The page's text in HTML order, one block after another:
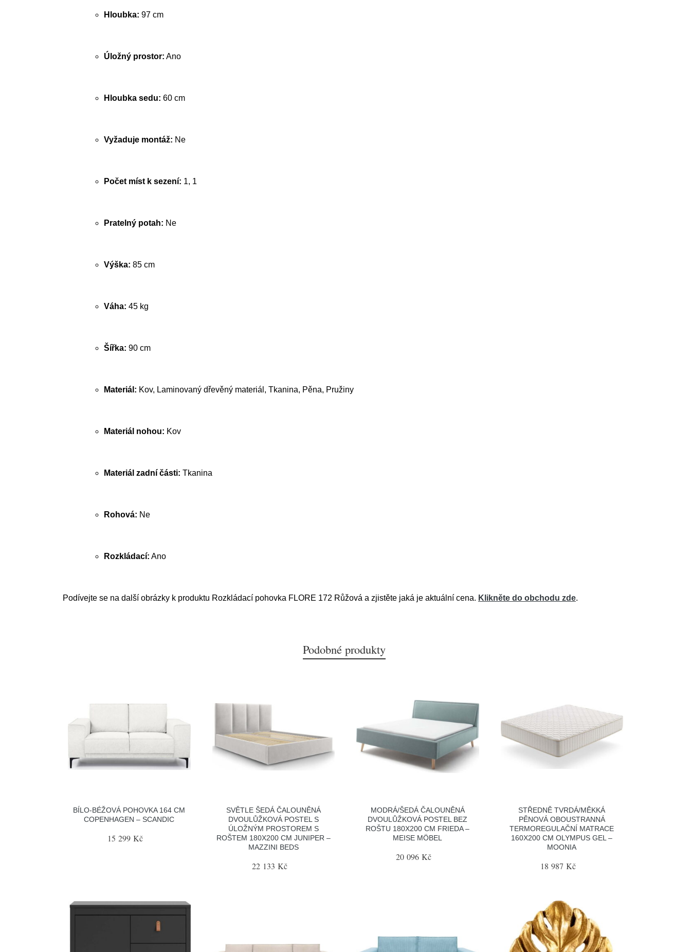
Hloubka: 97 cm
Úložný prostor: Ano
Hloubka sedu: 60 cm
Vyžaduje montáž: Ne
Počet míst k sezení: 1, 1
Pratelný potah: Ne
Výška: 85 cm
Váha: 45 kg
Šířka: 90 cm
Materiál: Kov, Laminovaný dřevěný materiál, Tkanina, Pěna, Pružiny
Materiál nohou: Kov
Materiál zadní části: Tkanina
Rohová: Ne
Rozkládací: Ano
Podívejte se na další obrázky k produktu Rozkládací pohovka FLORE 172 Růžová a zjistěte jaká je aktuální cena. Klikněte do obchodu zde.
Podobné produkty
BÍLO-BÉŽOVÁ POHOVKA 164 CM
COPENHAGEN – SCANDIC
15 299 Kč
SVĚTLE ŠEDÁ ČALOUNĚNÁ
DVOULŮŽKOVÁ POSTEL S
ÚLOŽNÝM PROSTOREM S
ROŠTEM 180X200 CM JUNIPER –
MAZZINI BEDS
22 133 Kč
MODRÁ/ŠEDÁ ČALOUNĚNÁ
DVOULŮŽKOVÁ POSTEL BEZ
ROŠTU 180X200 CM FRIEDA –
MEISE MÖBEL
20 096 Kč
STŘEDNĚ TVRDÁ/MĚKKÁ
PĚNOVÁ OBOUSTRANNÁ
TERMOREGULAČNÍ MATRACE
160X200 CM OLYMPUS GEL –
MOONIA
18 987 Kč